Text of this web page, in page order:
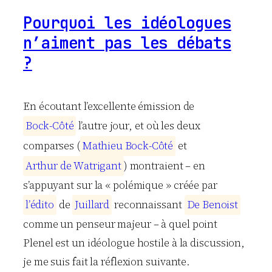
Pourquoi les idéologues
n’aiment pas les débats
?
En écoutant l’excellente émission de
Bock-Côté l’autre jour, et où les deux
comparses (Mathieu Bock-Côté et
Arthur deWatrigant) montraient – en
s’appuyant sur la « polémique » créée par
l’édito de Juillard reconnaissant De Benoist
comme un penseur majeur – à quel point
Plenel est un idéologue hostile à la discussion,
je me suis fait la réflexion suivante.